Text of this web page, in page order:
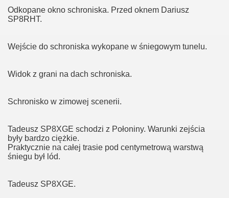
Odkopane okno schroniska. Przed oknem Dariusz
SP8RHT.
Wejście do schroniska wykopane w śniegowym tunelu.
Widok z grani na dach schroniska.
Schronisko w zimowej scenerii.
Tadeusz SP8XGE schodzi z Połoniny. Warunki zejścia
były bardzo ciężkie.
Praktycznie na całej trasie pod centymetrową warstwą
śniegu był lód.
Tadeusz SP8XGE.